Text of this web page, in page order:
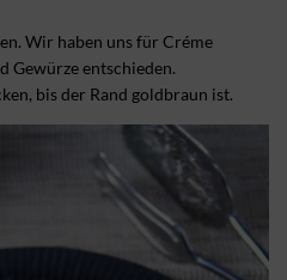
Wir haben uns für Créme
Gewürze entschieden.
bis der Rand goldbraun ist.